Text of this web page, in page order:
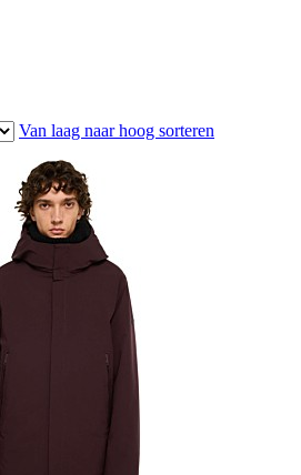
Van laag naar hoog sorteren